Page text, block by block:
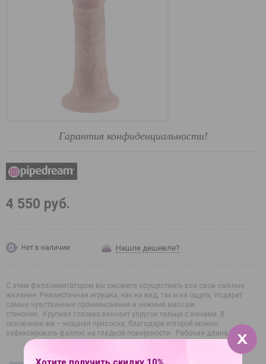
Гарантия конфиденциальности!
4 550 руб.
Нет в наличии Нашли дешевле?
С этим фаллоимитатором вы сможете осуществить все свои смелые
желания. Реалистичная игрушка, как на вид, так и на ощупь, подарит
самые чувственные проникновения и нежный массаж
стеночек. Крупная головка венчает упругое тельце с венами. В
основании же – мощная присоска, благодаря которой можно
зафиксировать фаллос на гладкой поверхности. Рабочая длина - 14 см.